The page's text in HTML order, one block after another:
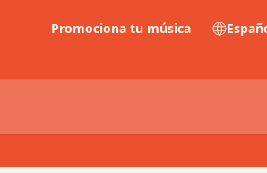
Promociona tu música